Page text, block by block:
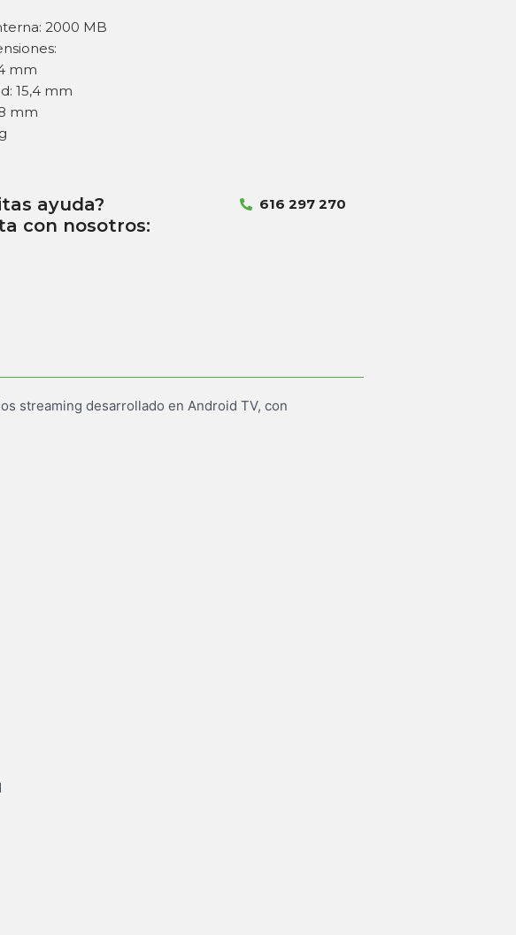
2000 MB
mm
15,4 mm
mm
ayuda?
con nosotros:
616 297 270
streaming desarrollado en Android TV, con